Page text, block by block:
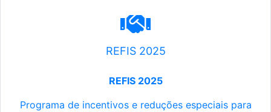
REFIS 2025
REFIS 2025
Programa de incentivos e reduções especiais para